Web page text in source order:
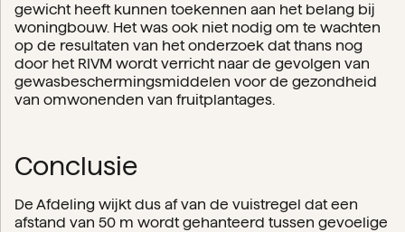
gewicht heeft kunnen toekennen aan het belang bij
woningbouw. Het was ook niet nodig om te wachten
op de resultaten van het onderzoek dat thans nog
door het RIVM wordt verricht naar de gevolgen van
gewasbeschermingsmiddelen voor de gezondheid
van omwonenden van fruitplantages.
Conclusie
De Afdeling wijkt dus af van de vuistregel dat een
afstand van 50 m wordt gehanteerd tussen gevoelige